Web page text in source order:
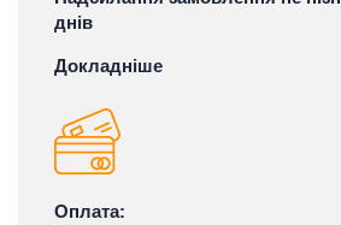
днів
Докладніше
Оплата: